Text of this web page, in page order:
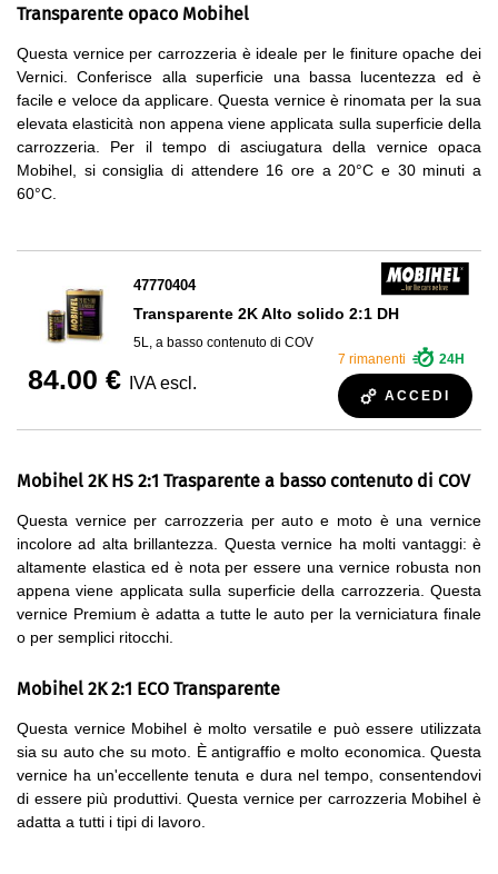
Transparente opaco Mobihel
Questa vernice per carrozzeria è ideale per le finiture opache dei
Vernici. Conferisce alla superficie una bassa lucentezza ed è
facile e veloce da applicare. Questa vernice è rinomata per la sua
elevata elasticità non appena viene applicata sulla superficie della
carrozzeria. Per il tempo di asciugatura della vernice opaca
Mobihel, si consiglia di attendere 16 ore a 20°C e 30 minuti a
60°C.
Mobihel 2K HS 2:1 Trasparente a basso contenuto di COV
Questa vernice per carrozzeria per auto e moto è una vernice
incolore ad alta brillantezza. Questa vernice ha molti vantaggi: è
altamente elastica ed è nota per essere una vernice robusta non
appena viene applicata sulla superficie della carrozzeria. Questa
vernice Premium è adatta a tutte le auto per la verniciatura finale
o per semplici ritocchi.
47770404
Transparente 2K Alto solido 2:1 DH
5L, a basso contenuto di COV
84.00 € IVA escl.
7 rimanenti 24H
ACCEDI
Mobihel 2K 2:1 ECO Transparente
Questa vernice Mobihel è molto versatile e può essere utilizzata
sia su auto che su moto. È antigraffio e molto economica. Questa
vernice ha un'eccellente tenuta e dura nel tempo, consentendovi
di essere più produttivi. Questa vernice per carrozzeria Mobihel è
adatta a tutti i tipi di lavoro.